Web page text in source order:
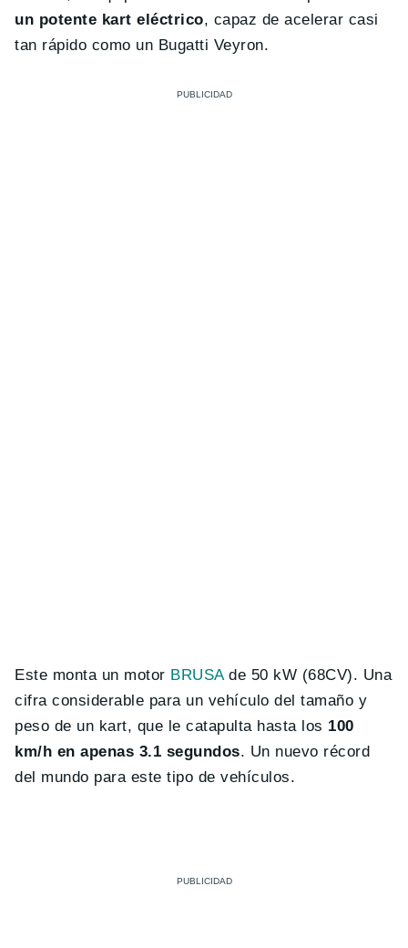
un potente kart eléctrico, capaz de acelerar casi
tan rápido como un Bugatti Veyron.
Este monta un motor BRUSAde 50 kW (68CV). Una
cifra considerable para un vehículo del tamaño y
peso de un kart, que le catapulta hasta los 100
km/h en apenas 3.1 segundos. Un nuevo récord
del mundo para este tipo de vehículos.